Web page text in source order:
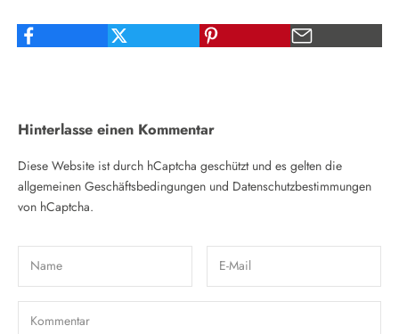
Hinterlasse einen Kommentar
Diese Website ist durch hCaptcha geschützt und es gelten die
allgemeinen Geschäftsbedingungen und Datenschutzbestimmungen
von hCaptcha.